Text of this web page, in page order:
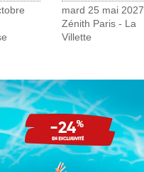
mard 25 mai 2027
Zénith Paris - La
Villette